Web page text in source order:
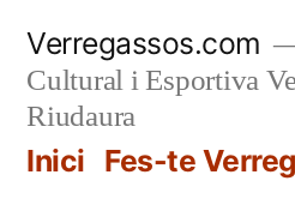
contingut
Verregassos.com
Cultural i Esportiva
Riudaura
Inici Fes-te